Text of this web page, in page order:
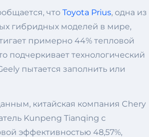
что Toyota Prius, одна из
гибридных моделей в мире,
примерно 44% тепловой
подчеркивает технологический
пытается заполнить или
китайская компания Chery
Kunpeng Tianqing с
эффективностью 48,57%,